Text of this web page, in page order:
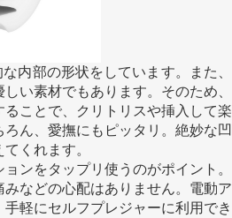
内部の形状をしています。また、
い素材でもあります。そのため、
ことで、クリトリスや挿入して楽
ん、愛撫にもピッタリ。絶妙な凹
くれます。
ンをタップリ使うのがポイント。
などの心配はありません。電動ア
軽にセルフプレジャーに利用でき